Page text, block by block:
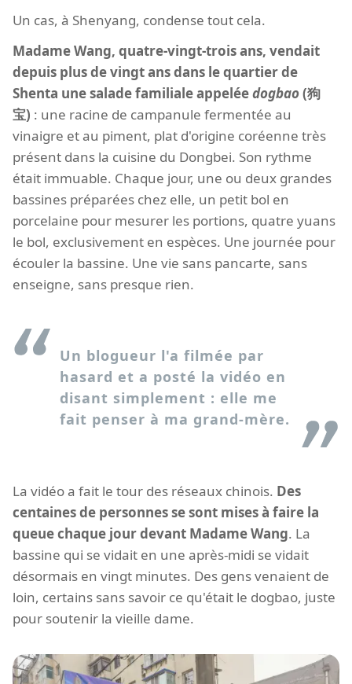
Un cas, à Shenyang, condense tout cela.
Madame Wang, quatre-vingt-trois ans, vendait
depuis plus de vingt ans dans le quartier de
Shenta une salade familiale appeléedogbao(狗
宝) : une racine de campanule fermentée au
vinaigre et au piment, plat d'origine coréenne très
présent dans la cuisine du Dongbei. Son rythme
était immuable. Chaque jour, une ou deux grandes
bassines préparées chez elle, un petit bol en
porcelaine pour mesurer les portions, quatre yuans
le bol, exclusivement en espèces. Une journée pour
écouler la bassine. Une vie sans pancarte, sans
enseigne, sans presque rien.
Un blogueur l'a filmée par
hasard et a posté la vidéo en
disant simplement : elle me
fait penser à ma grand-mère.
La vidéo a fait le tour des réseaux chinois. Des
centaines de personnes se sont mises à faire la
queue chaque jour devant Madame Wang. La
bassine qui se vidait en une après-midi se vidait
désormais en vingt minutes. Des gens venaient de
loin, certains sans savoir ce qu'était le dogbao, juste
pour soutenir la vieille dame.